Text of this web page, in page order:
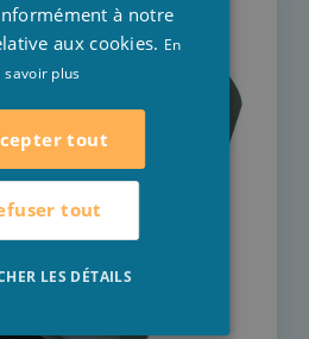
à notre
aux cookies. En
savoir plus
tout
tout
LES DÉTAILS